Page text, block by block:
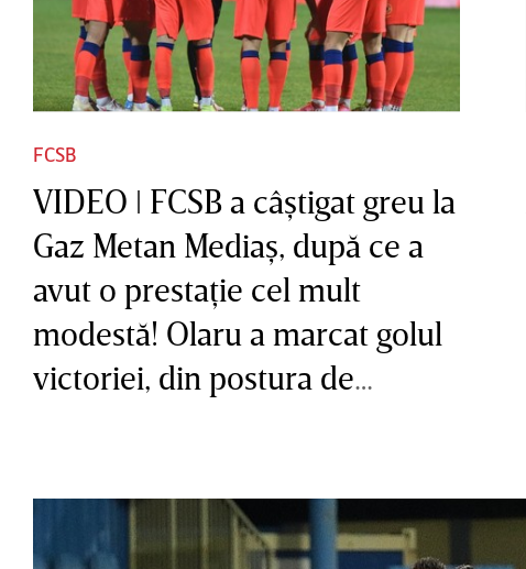
FCSB
VIDEO ǀ FCSB a câştigat greu la
Gaz Metan Mediaş, după ce a
avut o prestaţie cel mult
modestă! Olaru a marcat golul
victoriei, din postura de